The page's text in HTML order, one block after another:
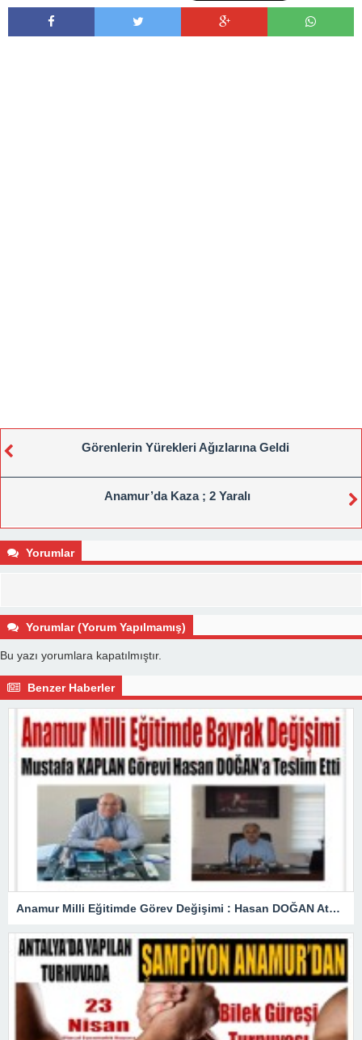
Görenlerin Yürekleri Ağızlarına Geldi
Anamur’da Kaza ; 2 Yaralı
Yorumlar
Yorumlar (Yorum Yapılmamış)
Bu yazı yorumlara kapatılmıştır.
Benzer Haberler
Anamur Milli Eğitimde Görev Değişimi : Hasan DOĞAN Atandı